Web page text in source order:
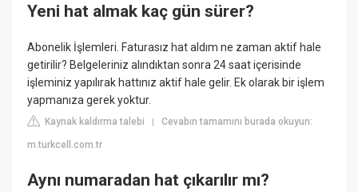
Yeni hat almak kaç gün sürer?
Abonelik İşlemleri. Faturasız hat aldım ne zaman aktif hale
getirilir? Belgeleriniz alındıktan sonra 24 saat içerisinde
işleminiz yapılırak hattınız aktif hale gelir. Ek olarak bir işlem
yapmanıza gerek yoktur.
Kaynak kaldırma talebi |Cevabın tamamını burada okuyun:
m.turkcell.com.tr
Aynı numaradan hat çıkarılır mı?